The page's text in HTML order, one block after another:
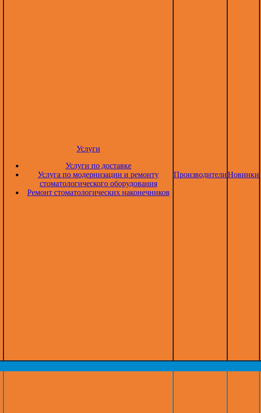
Услуги
Услуги по доставке
Услуга по модернизации и ремонту
стоматологического оборудования
Ремонт стоматологических наконечников
ПроизводителиНовинки